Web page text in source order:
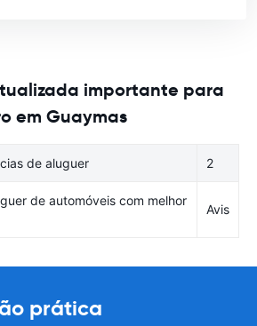
importante para
em Guaymas
de aluguer 2
de automóveis com melhor
Avis
prática